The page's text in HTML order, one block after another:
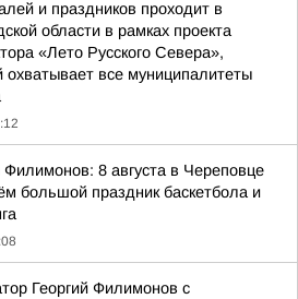
и праздников проходит в
области в рамках проекта
«Лето Русского Севера»,
охватывает все муниципалитеты
Филимонов: 8 августа в Череповце
большой праздник баскетбола и
Георгий Филимонов с